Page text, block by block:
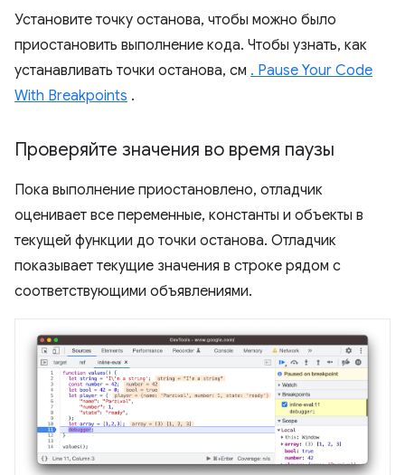
Установите точку останова, чтобы можно было
приостановить выполнение кода. Чтобы узнать, как
устанавливать точки останова, см . Pause Your Code
With Breakpoints .
Проверяйте значения во время паузы
Пока выполнение приостановлено, отладчик
оценивает все переменные, константы и объекты в
текущей функции до точки останова. Отладчик
показывает текущие значения в строке рядом с
соответствующими объявлениями.